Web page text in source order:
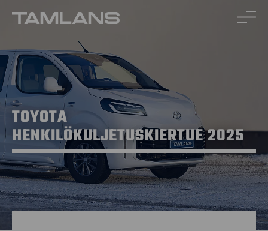
sisältöön
TOYOTA
HENKILÖKULJETUSKIERTUE 2025